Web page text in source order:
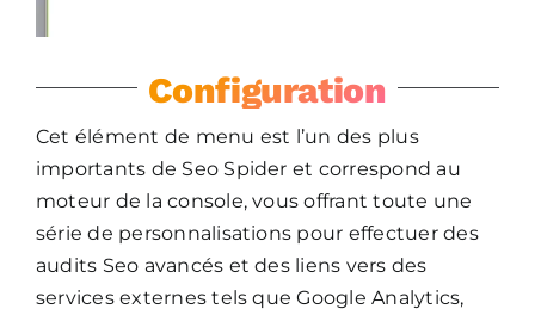
Configuration
Cet élément de menu est l’un des plus
importants de Seo Spider et correspond au
moteur de la console, vous offrant toute une
série de personnalisations pour effectuer des
audits Seo avancés et des liens vers des
services externes tels que Google Analytics,